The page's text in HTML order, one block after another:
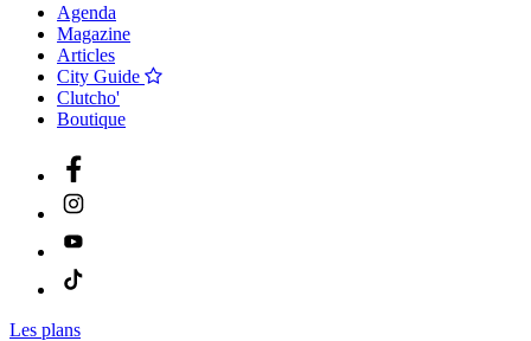
Agenda
Magazine
Articles
City Guide
Clutcho'
Boutique
Les plans